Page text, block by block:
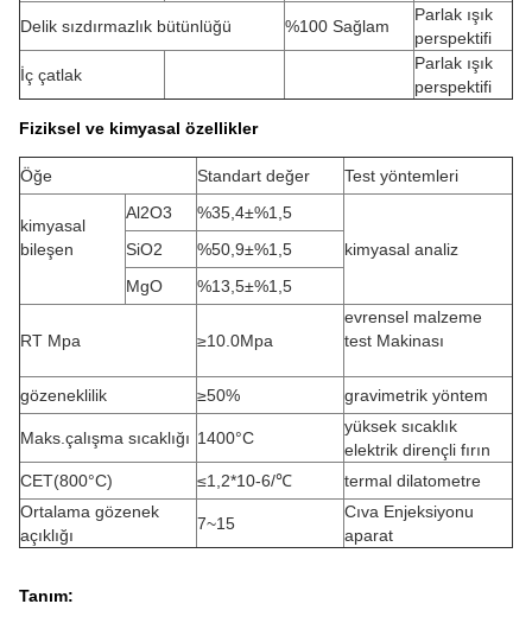
Delik sızdırmazlık bütünlüğü
%100 Sağlam
Parlak ışık
perspektifi
İç çatlak
Parlak ışık
perspektifi
Fiziksel ve kimyasal özellikler
Öğe Standart değer Test yöntemleri
kimyasal
bileşen
Al2O3
%35,4±%1,5
kimyasal analiz
SiO2
%50,9±%1,5
MgO
%13,5±%1,5
RT Mpa ≥10.0Mpa
evrensel malzeme
test Makinası
gözeneklilik ≥50% gravimetrik yöntem
Maks.çalışma sıcaklığı 1400°C
yüksek sıcaklık
elektrik dirençli fırın
CET(800°C)
≤1,2*10-6/℃
termal dilatometre
Ortalama gözenek
açıklığı
7~15
Cıva Enjeksiyonu
aparat
Tanım: